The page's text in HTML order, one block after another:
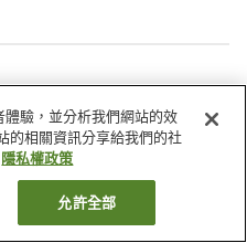
Spa／美容沙龍
休息室
驗，並分析我們網站的效
的相關資訊分享給我們的社
隱私權政策
允許全部